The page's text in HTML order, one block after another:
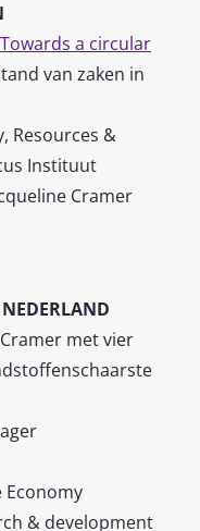
Towards a circular
van zaken in
Resources &
Instituut
Cramer
met vier
Economy
& development